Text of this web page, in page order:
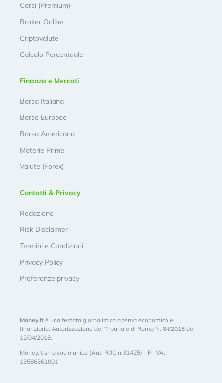
Corsi (Premium)
Broker Online
Criptovalute
Calcolo Percentuale
Finanza e Mercati
Borsa Italiana
Borse Europee
Borsa Americana
Materie Prime
Valute (Forex)
Contatti & Privacy
Redazione
Risk Disclaimer
Termini e Condizioni
Privacy Policy
Preferenze privacy
Money.it è una testata giornalistica a tema economico e
finanziario. Autorizzazione del Tribunale di Roma N. 84/2018 del
12/04/2018.
Money.it srl a socio unico (Aut. ROC n.31425) - P. IVA:
13586361001